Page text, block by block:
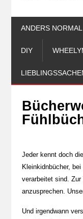
ANDERS NORMAL
DIY
Jeder kennt doch
Kleinkidnbücher,
verarbeitet sind. Zur
anzusprechen.
Und irgendwann